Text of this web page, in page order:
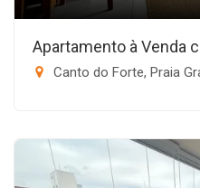
Apartamento à Venda
Canto do Forte, Praia